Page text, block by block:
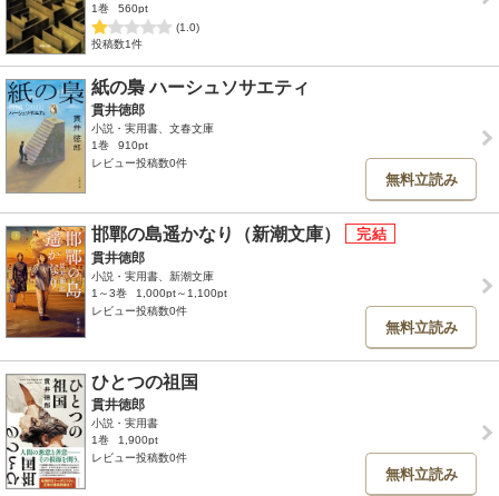
1巻
560pt
(1.0)
投稿数1件
紙の梟 ハーシュソサエティ
貫井徳郎
小説・実用書、文春文庫
1巻
910pt
レビュー投稿数0件
無料立読み
邯鄲の島遥かなり（新潮文庫）
貫井徳郎
小説・実用書、新潮文庫
1～3巻
1,000pt～1,100pt
レビュー投稿数0件
無料立読み
ひとつの祖国
貫井徳郎
小説・実用書
1巻
1,900pt
レビュー投稿数0件
無料立読み